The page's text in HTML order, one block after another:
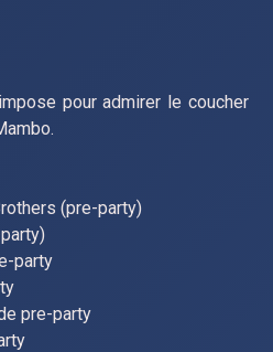
pour admirer le coucher
(pre-party)
party
pre-party